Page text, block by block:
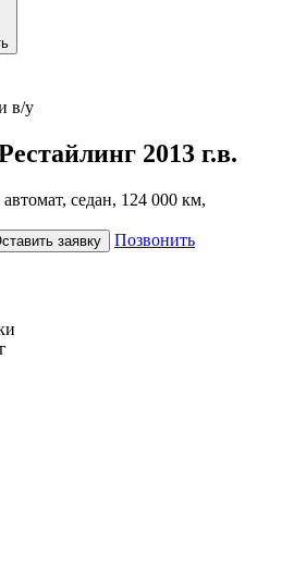
в/у
2013 г.в.
седан, 124 000 км,
заявку
Позвонить